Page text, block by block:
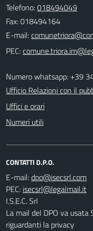
Telefono:018494049
Fax: 018494164
E-mail:
PEC:
Numero whatsapp: +39
Ufficio Relazioni con il
Uffici e orari
Numeri utili
CONTATTI D.P.O.
E-mail:
PEC:
I.S.E.C. Srl
La mail del DPO va usata
riguardanti la privacy